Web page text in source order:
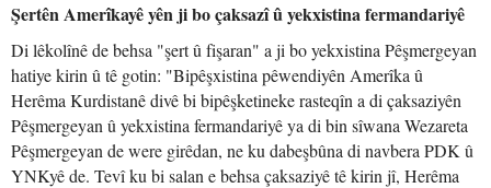
Şertên Amerîkayê yên ji bo çaksazî û yekxistina fermandariyê
Di lêkolînê de behsa "şert û fişaran" a ji bo yekxistina Pêşmergeyan
hatiye kirin û tê gotin: "Bipêşxistina pêwendiyên Amerîka û
Herêma Kurdistanê divê bi bipêşketineke rasteqîn a di çaksaziyên
Pêşmergeyan û yekxistina fermandariyê ya di bin sîwana Wezareta
Pêşmergeyan de were girêdan, ne ku dabeşbûna di navbera PDK û
YNKyê de. Tevî ku bi salan e behsa çaksaziyê tê kirin jî, Herêma